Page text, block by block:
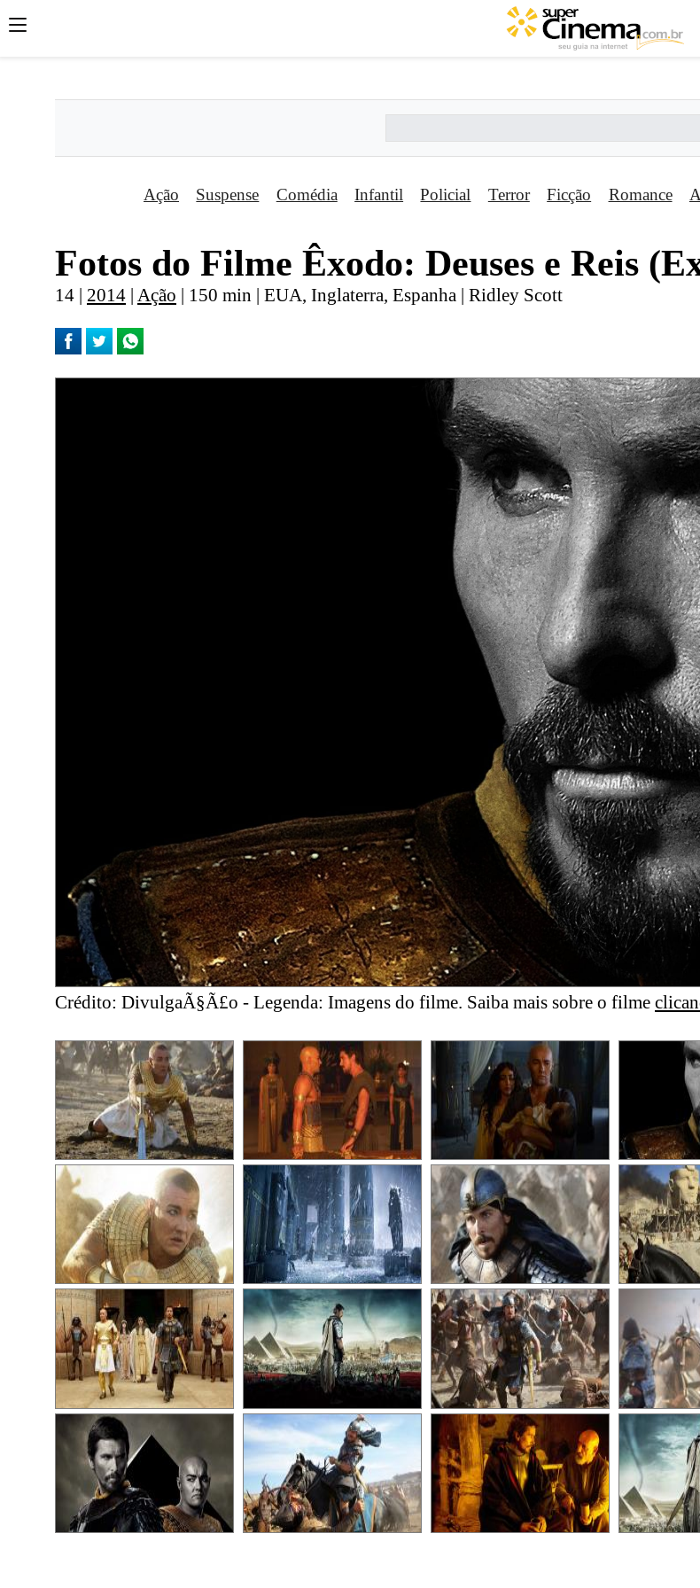
';';
Ação Suspense Comédia Infantil Policial Terror Ficção Romance
Fotos do Filme Êxodo: Deuses e Reis
14 | 2014 | Ação | 150 min | EUA, Inglaterra, Espanha | Ridley Scott
Crédito: DivulgaÃ§Ã£o - Legenda: Imagens do filme. Saiba mais sobre o filme